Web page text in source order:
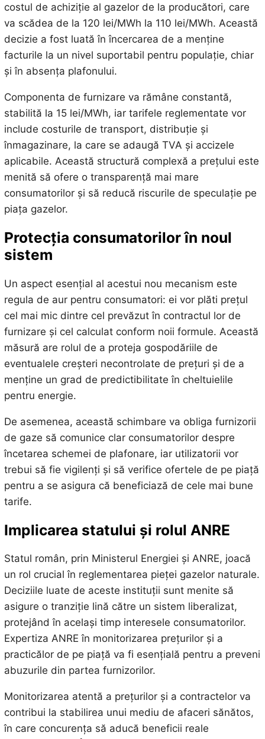
costul de achiziție al gazelor de la producători, care
va scădea de la 120 lei/MWh la 110 lei/MWh. Această
decizie a fost luată în încercarea de a menține
facturile la un nivel suportabil pentru populație, chiar
și în absența plafonului.
Componenta de furnizare va rămâne constantă,
stabilită la 15 lei/MWh, iar tarifele reglementate vor
include costurile de transport, distribuție și
înmagazinare, la care se adaugă TVA și accizele
aplicabile. Această structură complexă a prețului este
menită să ofere o transparență mai mare
consumatorilor și să reducă riscurile de speculație pe
piața gazelor.
Protecția consumatorilor în noul
sistem
Un aspect esențial al acestui nou mecanism este
regula de aur pentru consumatori: ei vor plăti prețul
cel mai mic dintre cel prevăzut în contractul lor de
furnizare și cel calculat conform noii formule. Această
măsură are rolul de a proteja gospodăriile de
eventualele creșteri necontrolate de prețuri și de a
menține un grad de predictibilitate în cheltuielile
pentru energie.
De asemenea, această schimbare va obliga furnizorii
de gaze să comunice clar consumatorilor despre
încetarea schemei de plafonare, iar utilizatorii vor
trebui să fie vigilenți și să verifice ofertele de pe piață
pentru a se asigura că beneficiază de cele mai bune
tarife.
Implicarea statului și rolul ANRE
Statul român, prin Ministerul Energiei și ANRE, joacă
un rol crucial în reglementarea pieței gazelor naturale.
Deciziile luate de aceste instituții sunt menite să
asigure o tranziție lină către un sistem liberalizat,
protejând în același timp interesele consumatorilor.
Expertiza ANRE în monitorizarea prețurilor și a
practicălor de pe piață va fi esențială pentru a preveni
abuzurile din partea furnizorilor.
Monitorizarea atentă a prețurilor și a contractelor va
contribui la stabilirea unui mediu de afaceri sănătos,
în care concurența să aducă beneficii reale